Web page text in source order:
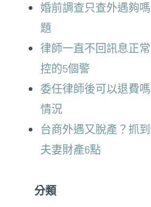
婚前調查只查外遇夠
題
律師一直不回訊息正
控的5個警
委任律師後可以退費
情況
台商外遇又脫產？抓
夫妻財產6點
分類